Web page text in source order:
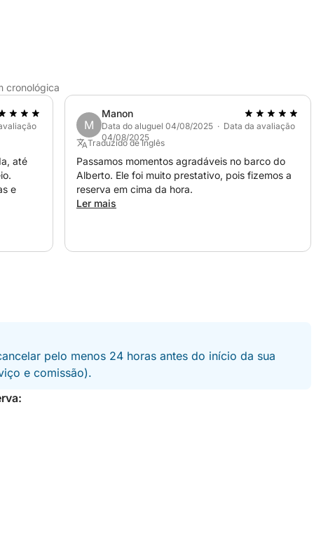
cronológica
até
e
M
Manon
Data do aluguel 04/08/2025 · Data da avaliação
04/08/2025
Traduzido de Inglês
Passamos momentos agradáveis no barco do
Alberto. Ele foi muito prestativo, pois fizemos a
reserva em cima da hora.
Ler mais
pelo menos 24 horas antes do início da sua
e comissão).